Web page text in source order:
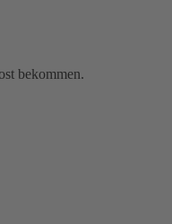
bekommen.